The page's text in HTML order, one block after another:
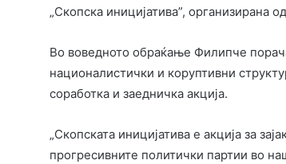
„Скопска иницијатива”, организирана
Во воведното обраќање Филипче
националистички и коруптивни
соработка и заедничка акција.
„Скопската иницијатива е акција за
прогресивните политички партии во